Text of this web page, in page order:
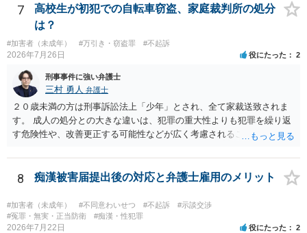
7
高校生が初犯での自転車窃盗、家庭裁判所の処分
は？
#加害者（未成年） #万引き・窃盗罪 #不起訴
2026年7月26日 役にたった 2
刑事事件に強い弁護士
三村 勇人 弁護士
２０歳未満の方は刑事訴訟法上「少年」とされ、全て家裁送致されま
す。 成人の処分との大きな違いは、犯罪の重大性よりも犯罪を繰り返
す危険性や、改善更正する可能性などが広く考慮されることです。 そ
年とされ、犯罪を犯していなくとも、不良交友等が原因で、保護観察
や少年院送致される可能性もあります。 本件生活状況が分かりません
で生活環境が整っていれば、審判不開始か不処分となる可能性はあり
ます。
8 痴漢被害届提出後の対応と弁護士雇用のメリット
#加害者（未成年） #不同意わいせつ #不起訴
#示談交渉
#冤罪・無実・正当防衛
#痴漢・性犯罪
2026年7月22日 役にたった 2